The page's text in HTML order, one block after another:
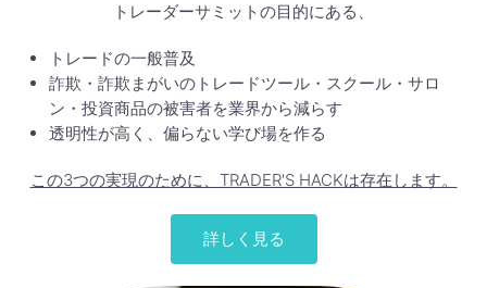
トレーダーサミットの目的にある、
トレードの一般普及
詐欺・詐欺まがいのトレードツール・スクール・サロ
ン・投資商品の被害者を業界から減らす
透明性が高く、偏らない学び場を作る
この3つの実現のために、TRADER'S HACKは存在します。
詳しく見る